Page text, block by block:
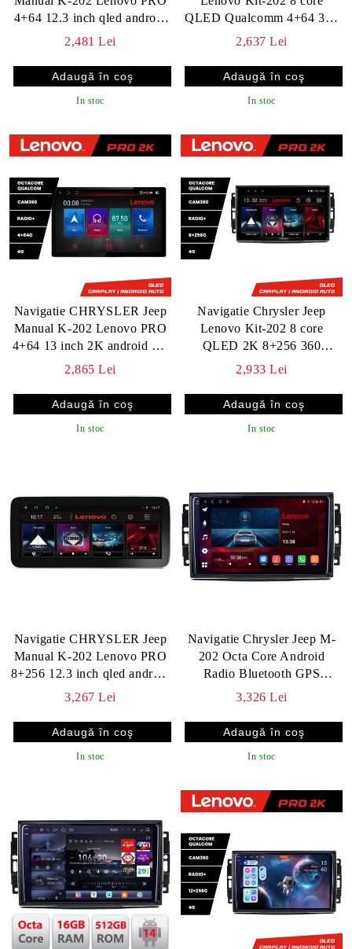
4+64 12.3 inch qled android
2,481 Lei
In stoc
QLED Qualcomm 4+64 360
Android Waze USB
Radio v2
2,637 Lei
In stoc
Navigatie CHRYSLER Jeep
Manual K-202 Lenovo PRO
4+64 13 inch 2K android 4G
2,865 Lei
In stoc
Navigatie Chrysler Jeep
Lenovo Kit-202 8 core
QLED 2K 8+256 360
Android Waze USB
Radio v2
2,933 Lei
In stoc
Navigatie CHRYSLER Jeep
Manual K-202 Lenovo PRO
8+256 12.3 inch qled android
3,267 Lei
In stoc
Navigatie Chrysler Jeep M-
202 Octa Core Android
Radio Bluetooth GPS
WIFI/4G DSP 2K 8+128GB
3,326 Lei
In stoc